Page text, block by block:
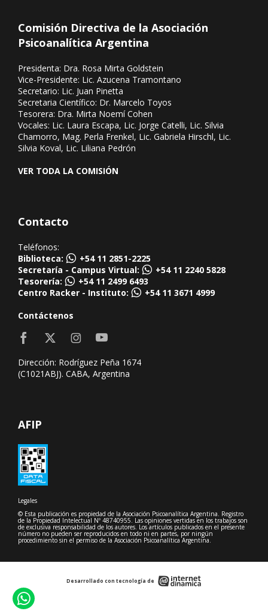
Comisión Directiva de la Asociación
Psicoanalítica Argentina
Presidenta: Dra. Rosa Mirta Goldstein
Vice-Presidente: Lic. Azucena Tramontano
Secretario: Lic. Juan Pinetta
Secretaria Científico: Dr. Marcelo Toyos
Tesorera: Dra. Mirta Noemí Cohen
Vocales: Lic. Laura Escapa, Lic. Jorge Catelli, Lic. Silvia
Chamorro, Mag. Perla Frenkel, Lic. Gabriela Hirschl, Lic.
Silvia Koval, Lic. Liliana Pedrón
VER TODA LA COMISIÓN
Contacto
Teléfonos:
Biblioteca:
+54 11 2851-2225
Secretaría - Campus Virtual:
+54 11 2240 5828
Tesorería:
+54 11 2499 6493
Centro Racker - Instituto:
+54 11 3671 4999
Contáctenos
Dirección: Rodríguez Peña 1674
(C1021ABJ). CABA, Argentina
AFIP
Legales
© Esta publicación es propiedad de la Asociación Psicoanalítica Argentina. Registro
de la Propiedad Intelectual Nº 48740955. Las opiniones vertidas en los trabajos son
de exclusiva responsabilidad de los autores. Los artículos publicados en el presente
número no pueden ser reproducidos en todo ni en partes, por ningún
procedimiento sin el permiso de la Asociación Psicoanalítica Argentina.